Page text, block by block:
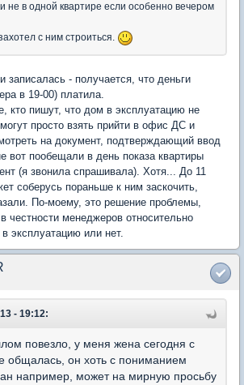
не в одной квартире если особенно вечером
с ним строиться.
записалась - получается, что деньги
в 19-00) платила.
кто пишут, что дом в эксплуатацию не
просто взять прийти в офис ДС и
на документ, подтверждающий ввод
вот пообещали в день показа квартиры
(я звонила спрашивала). Хотя... До 11
соберусь пораньше к ним заскочить,
По-моему, это решение проблемы,
честности менеджеров относительно
эксплуатацию или нет.
- 19:12:
повезло, у меня жена сегодня с
общалась, он хоть с пониманием
например, может на мирную просьбу